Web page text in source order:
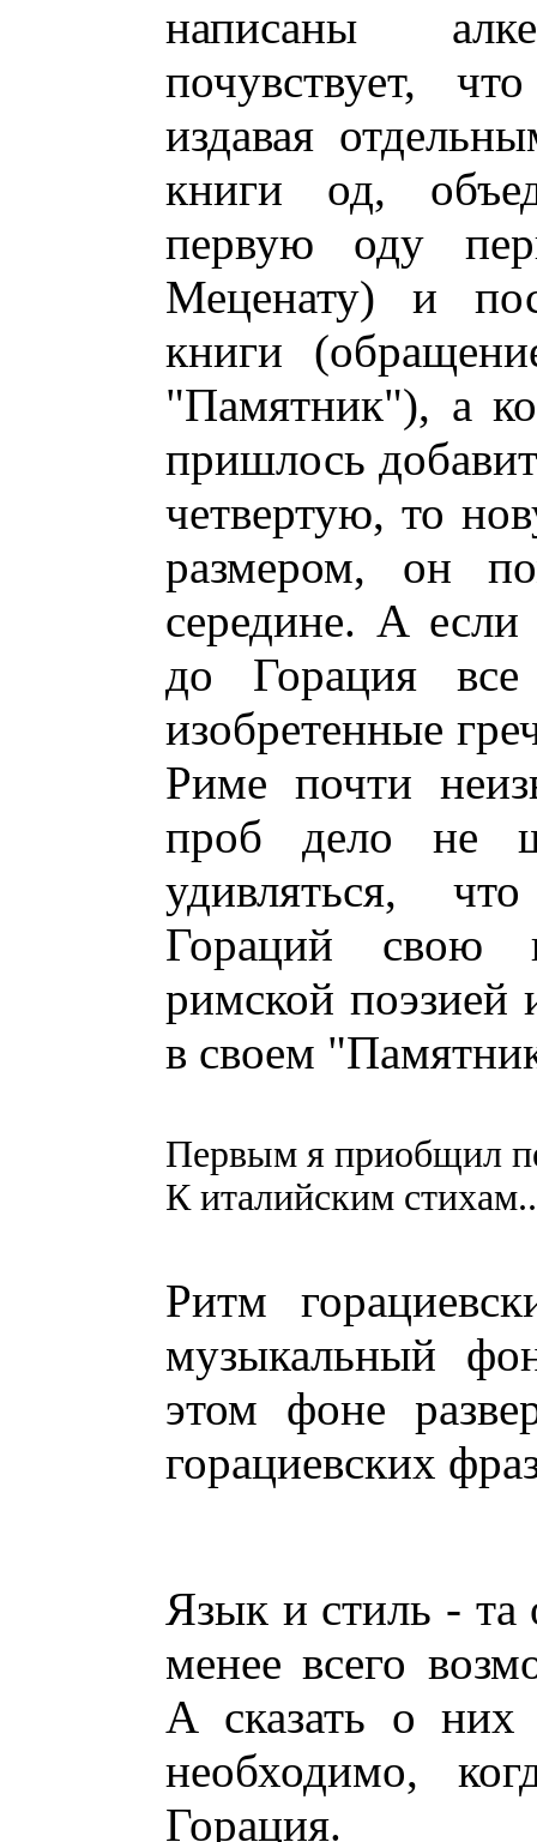
написаны
почувствует,
издавая
книги од,
первую оду
Меценату) и
книги
"Памятник"), а
пришлось
четвертую, то
размером, он
середине. А
до Горация
изобретенные
Риме почти
проб дело не
удивляться,
Гораций свою
римской поэзией
в своем
Первым я приобщил
К италийским
Ритм
музыкальный
этом фоне
горациевских
Язык и стиль - та
менее всего
А сказать о них
необходимо,
Горация.